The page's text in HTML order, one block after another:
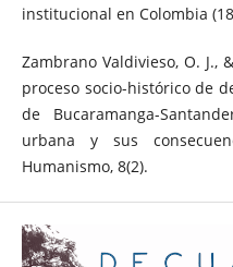
institucional en Colombia
Zambrano Valdivieso, O. J.,
proceso socio-histórico de
de Bucaramanga-
urbana y sus
Humanismo, 8(2).